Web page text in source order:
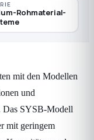
Rohmaterial-
mit den Modellen
und
Das SYSB-Modell
mit geringem